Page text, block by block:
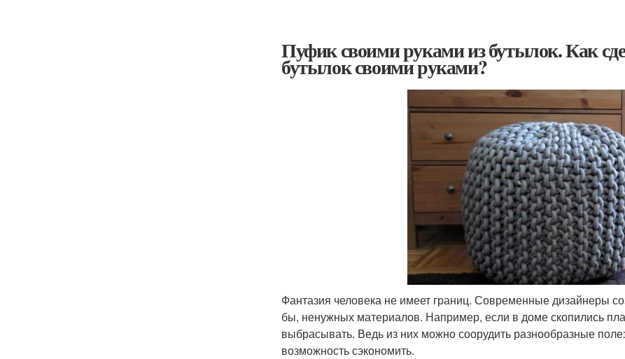
Пуфик своими руками из бутылок. Как
бутылок своими руками?
Фантазия человека не имеет границ. Современные дизайнеры
бы, ненужных материалов. Например, если в доме скопились
выбрасывать. Ведь из них можно соорудить разнообразные
возможность сэкономить.